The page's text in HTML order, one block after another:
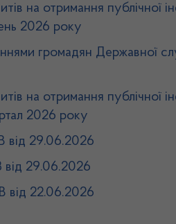
на отримання
2026 року
громадян Державної
на отримання
2026 року
29.06.2026
29.06.2026
22.06.2026